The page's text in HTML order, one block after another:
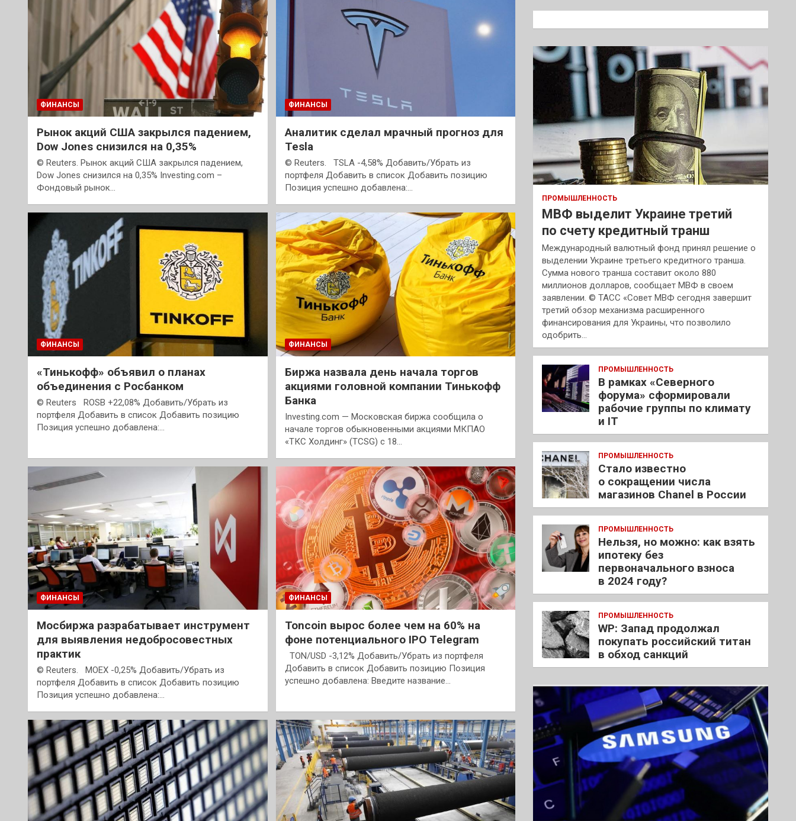
ФИНАНСЫ
Рынок акций США закрылся падением,
Dow Jones снизился на 0,35%
© Reuters. Рынок акций США закрылся падением,
Dow Jones снизился на 0,35% Investing.com –
Фондовый рынок…
ФИНАНСЫ
Аналитик сделал мрачный прогноз для
Tesla
© Reuters. TSLA -4,58% Добавить/Убрать из
портфеля Добавить в список Добавить позицию
Позиция успешно добавлена:…
ФИНАНСЫ
«Тинькофф» объявил о планах
объединения с Росбанком
© Reuters ROSB +22,08% Добавить/Убрать из
портфеля Добавить в список Добавить позицию
Позиция успешно добавлена:…
ФИНАНСЫ
Биржа назвала день начала торгов
акциями головной компании Тинькофф
Банка
Investing.com — Московская биржа сообщила о
начале торгов обыкновенными акциями МКПАО
«ТКС Холдинг» (TCSG) с 18…
ФИНАНСЫ
Мосбиржа разрабатывает инструмент
для выявления недобросовестных
практик
© Reuters. MOEX -0,25% Добавить/Убрать из
портфеля Добавить в список Добавить позицию
Позиция успешно добавлена:…
ФИНАНСЫ
Toncoin вырос более чем на 60% на
фоне потенциального IPO Telegram
TON/USD -3,12% Добавить/Убрать из портфеля
Добавить в список Добавить позицию Позиция
успешно добавлена: Введите название…
к
ПРОМЫШЛЕННОСТЬ
МВФ выделит Украине третий
по счету кредитный транш
Международный валютный фонд принял решение о
выделении Украине третьего кредитного транша.
Сумма нового транша составит около 880
миллионов долларов, сообщает МВФ в своем
заявлении. © ТАСС «Совет МВФ сегодня завершит
третий обзор механизма расширенного
финансирования для Украины, что позволило
одобрить…
ПРОМЫШЛЕННОСТЬ
В рамках «Северного
форума» сформировали
рабочие группы по климату
и IT
ПРОМЫШЛЕННОСТЬ
Стало известно
о сокращении числа
магазинов Chanel в России
ПРОМЫШЛЕННОСТЬ
Нельзя, но можно: как взять
ипотеку без
первоначального взноса
в 2024 году?
ПРОМЫШЛЕННОСТЬ
WP: Запад продолжал
покупать российский титан
в обход санкций